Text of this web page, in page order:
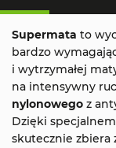
Supermata to
bardzo
i wytrzymałej
na intensywny
nylonowego z
Dzięki
skutecznie zbiera